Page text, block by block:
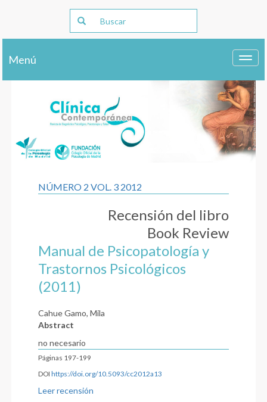
Menú
NÚMERO 2 VOL. 3 2012
Recensión del libro
Book Review
Manual de Psicopatología y
Trastornos Psicológicos
(2011)
Cahue Gamo, Mila
Abstract
no necesario
Páginas 197-199
DOIhttps://doi.org/10.5093/cc2012a13
Leer recensión